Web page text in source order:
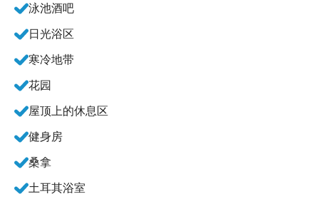
泳池酒吧
日光浴区
寒冷地带
花园
屋顶上的休息区
健身房
桑拿
土耳其浴室